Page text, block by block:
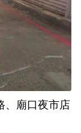
廟口夜市店